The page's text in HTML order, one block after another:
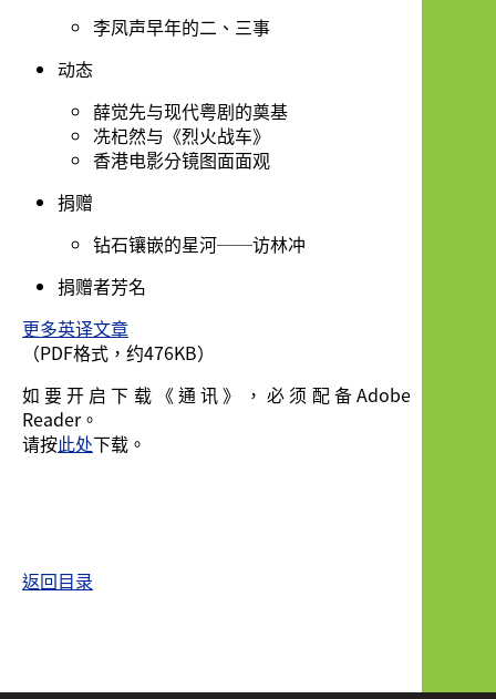
李凤声早年的二、三事
动态
薛觉先与现代粤剧的奠基
冼杞然与《烈火战车》
香港电影分镜图面面观
捐赠
钻石镶嵌的星河──访林冲
捐赠者芳名
更多英译文章
（PDF格式，约476KB）
如要开启下载《通讯》，必须配备Adobe
Reader。
请按此处下载。
返回目录